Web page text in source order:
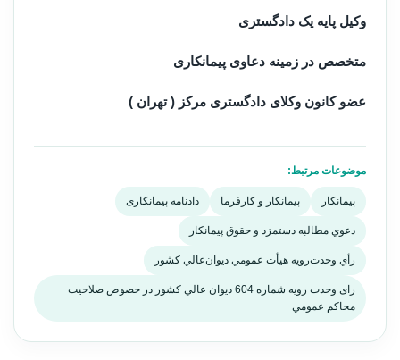
وکیل پایه یک دادگستری
متخصص در زمینه دعاوی پیمانکاری
عضو کانون وکلای دادگستری مرکز ( تهران )
موضوعات مرتبط:
پیمانکار پیمانکار و کارفرما دادنامه پیمانکاری
دعوي مطالبه دستمزد و حقوق پيمانكار
رأي و‌حدت‌رو‌يه هيأت عمومي ديوان‌عالي كشور
رای و‌حدت‌ رو‌يه شماره 604 ديوان عالي كشور در خصوص صلاحيت
محاكم عمومي